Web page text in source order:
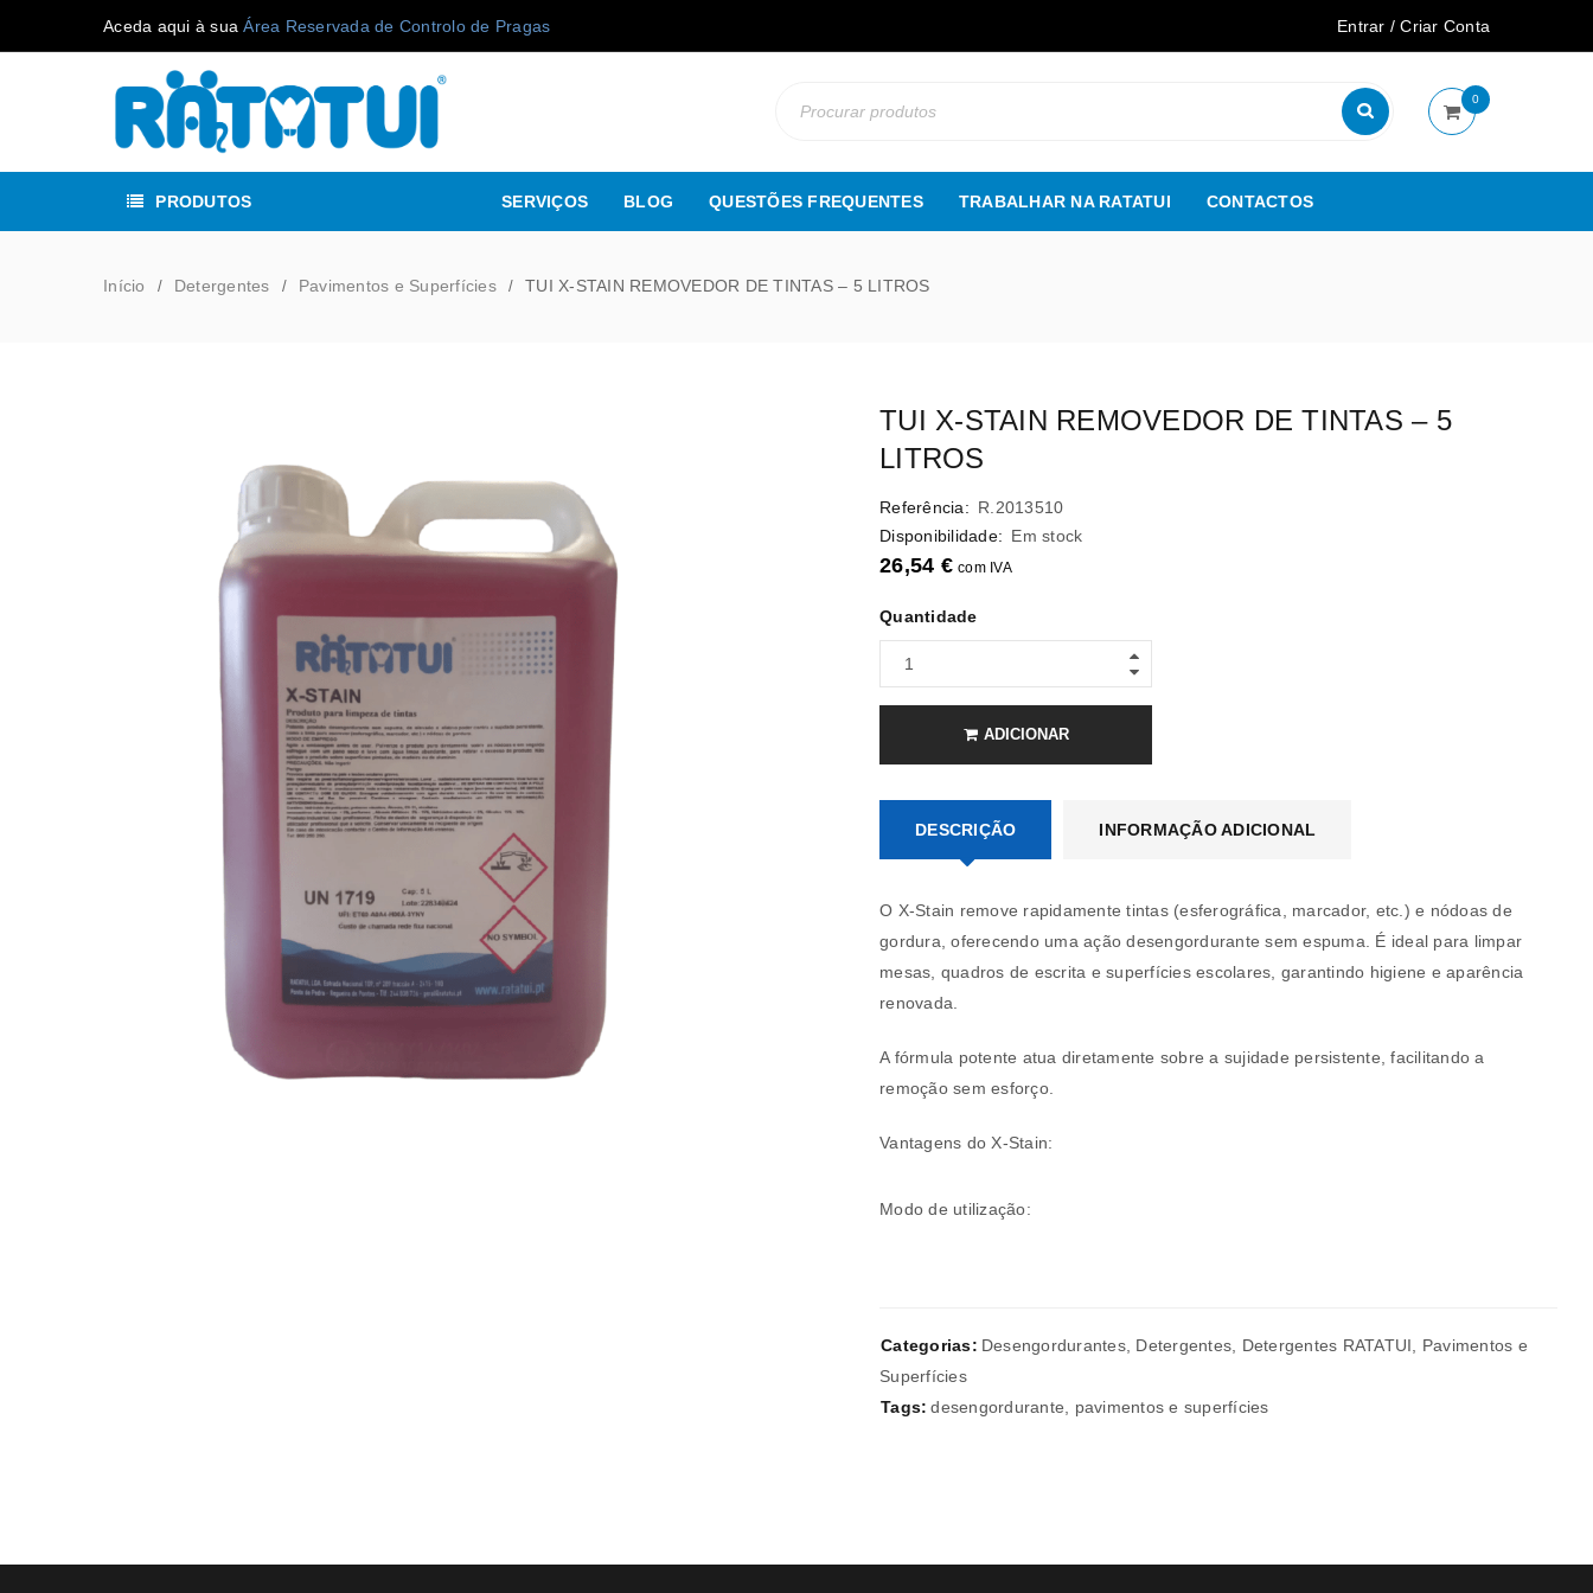
INICIAR SESSÃO
Nome de utilizador ou email *
Senha*
REGISTAR NOVA CONTA
A ligação para definir uma nova senha será enviada para o seu
Aceda aqui à suaÁrea Reservada de Controlo de Pragas Entrar /Criar Conta
0
PRODUTOS SERVIÇOS BLOG QUESTÕES FREQUENTES TRABALHAR NA RATATUI CONTACTOS
Início / Detergentes / Pavimentos e Superfícies / TUI X-STAIN REMOVEDOR DE TINTAS – 5 LITROS
TUI X-STAIN REMOVEDOR DE TINTAS – 5
LITROS
Referência: R.2013510
Disponibilidade: Em stock
26,54 € com IVA
Quantidade
ADICIONAR
DESCRIÇÃO INFORMAÇÃO ADICIONAL
O X-Stain remove rapidamente tintas (esferográfica, marcador, etc.) e nódoas de
gordura, oferecendo uma ação desengordurante sem espuma. É ideal para limpar
mesas, quadros de escrita e superfícies escolares, garantindo higiene e aparência
renovada.
A fórmula potente atua diretamente sobre a sujidade persistente, facilitando a
remoção sem esforço.
Vantagens do X-Stain:
Modo de utilização:
Categorias: Desengordurantes, Detergentes Detergentes RATATUI
Pavimentos e
Superfícies
Tags: desengordurante pavimentos e superfícies